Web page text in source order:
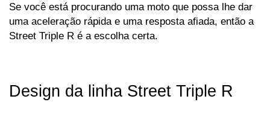
Se você está procurando uma moto que possa lhe dar
uma aceleração rápida e uma resposta afiada, então a
Street Triple R é a escolha certa.
Design da linha Street Triple R